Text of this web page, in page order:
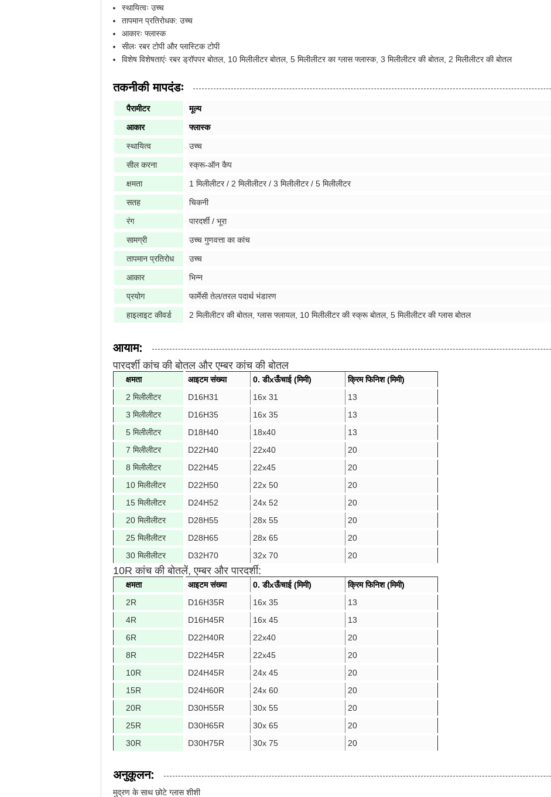
स्थायित्वः उच्च
तापमान प्रतिरोधक: उच्च
आकारः फ्लास्क
सीलः रबर टोपी और प्लास्टिक टोपी
विशेष विशेषताएंः रबर ड्रॉपपर बोतल, 10 मिलीलीटर बोतल, 5 मिलीलीटर का ग्लास फ्लास्क, 3 मिलीलीटर की बोतल, 2 मिलीलीटर की बोतल
तकनीकी मापदंडः
पैरामीटर
मूल्य
आकार
फ्लास्क
स्थायित्व
उच्च
सील करना
स्क्रू-ऑन कैप
क्षमता
1 मिलीलीटर / 2 मिलीलीटर / 3 मिलीलीटर / 5 मिलीलीटर
सतह
चिकनी
रंग
पारदर्शी / भूरा
सामग्री
उच्च गुणवत्ता का कांच
तापमान प्रतिरोध
उच्च
आकार
भिन्न
प्रयोग
फार्मेसी तेल/तरल पदार्थ भंडारण
हाइलाइट कीवर्ड
2 मिलीलीटर की बोतल, ग्लास फ्लायल, 10 मिलीलीटर की स्क्रू बोतल, 5 मिलीलीटर की ग्लास बोतल
आयाम:
पारदर्शी कांच की बोतल और एम्बर कांच की बोतल
क्षमता आइटम संख्या 0. डीxऊँचाई (मिमी)
क्रिम फिनिश (मिमी)
2 मिलीलीटर
D16H31 16x 31
13
3 मिलीलीटर
D16H35 16x 35
13
5 मिलीलीटर
D18H40 18x40
13
7 मिलीलीटर
D22H40 22x40
20
8 मिलीलीटर
D22H45 22x45
20
10 मिलीलीटर
D22H50 22x 50
20
15 मिलीलीटर
D24H52 24x 52
20
20 मिलीलीटर
D28H55 28x 55
20
25 मिलीलीटर
D28H65 28x 65
20
30 मिलीलीटर
D32H70 32x 70 20
10R कांच की बोतलें, एम्बर और पारदर्शी:
क्षमता आइटम संख्या 0. डीxऊँचाई (मिमी)
क्रिम फिनिश (मिमी)
2R
D16H35R 16x 35
13
4R
D16H45R 16x 45
13
6R
D22H40R 22x40
20
8R
D22H45R 22x45
20
10R
D24H45R 24x 45
20
15R
D24H60R 24x 60
20
20R
D30H55R 30x 55
20
25R
D30H65R 30x 65
20
30R
D30H75R 30x 75 20
अनुकूलन:
मुद्रण के साथ छोटे ग्लास शीशी